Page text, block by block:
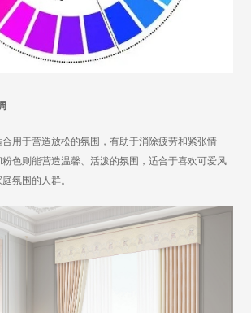
用于营造放松的氛围，有助于消除疲劳和紧张情
色则能营造温馨、活泼的氛围，适合于喜欢可爱风
氛围的人群。